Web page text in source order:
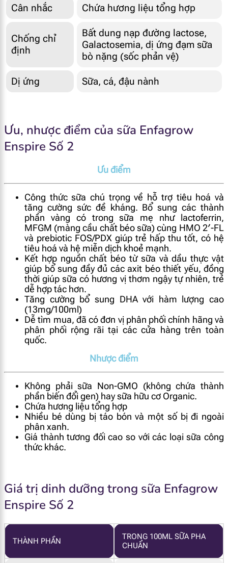
Cân nhắc Chứa hương liệu tổng hợp
Chống chỉ
định
Bất dung nạp đường lactose,
Galactosemia, dị ứng đạm sữa
bò nặng (sốc phản vệ)
Dị ứng Sữa, cá, đậu nành
Ưu, nhược điểm của sữa Enfagrow
Enspire Số 2
Ưu điểm
Công thức sữa chú trọng về hỗ trợ tiêu hoá và
tăng cường sức đề kháng. Bổ sung các thành
phần vàng có trong sữa mẹ như lactoferrin,
MFGM (màng cầu chất béo sữa) cùng HMO 2′-FL
và prebiotic FOS/PDX giúp trẻ hấp thu tốt, có hệ
tiêu hoá và hệ miễn dịch khoẻ mạnh.
Kết hợp nguồn chất béo từ sữa và dầu thực vật
giúp bổ sung đầy đủ các axit béo thiết yếu, đồng
thời giúp sữa có hương vị thơm ngậy tự nhiên, trẻ
dễ hợp tác hơn.
Tăng cường bổ sung DHA với hàm lượng cao
(13mg/100ml)
Dễ tìm mua, đã có đơn vị phân phối chính hãng và
phân phối rộng rãi tại các cửa hàng trên toàn
quốc.
Nhược điểm
Không phải sữa Non-GMO (không chứa thành
phần biến đổi gen) hay sữa hữu cơ Organic.
Chứa hương liệu tổng hợp
Nhiều bé dùng bị táo bón và một số bị đi ngoài
phân xanh.
Giá thành tương đối cao so với các loại sữa công
thức khác.
Giá trị dinh dưỡng trong sữa Enfagrow
Enspire Số 2
THÀNH PHẦN
TRONG 100ML SỮA PHA
CHUẨN